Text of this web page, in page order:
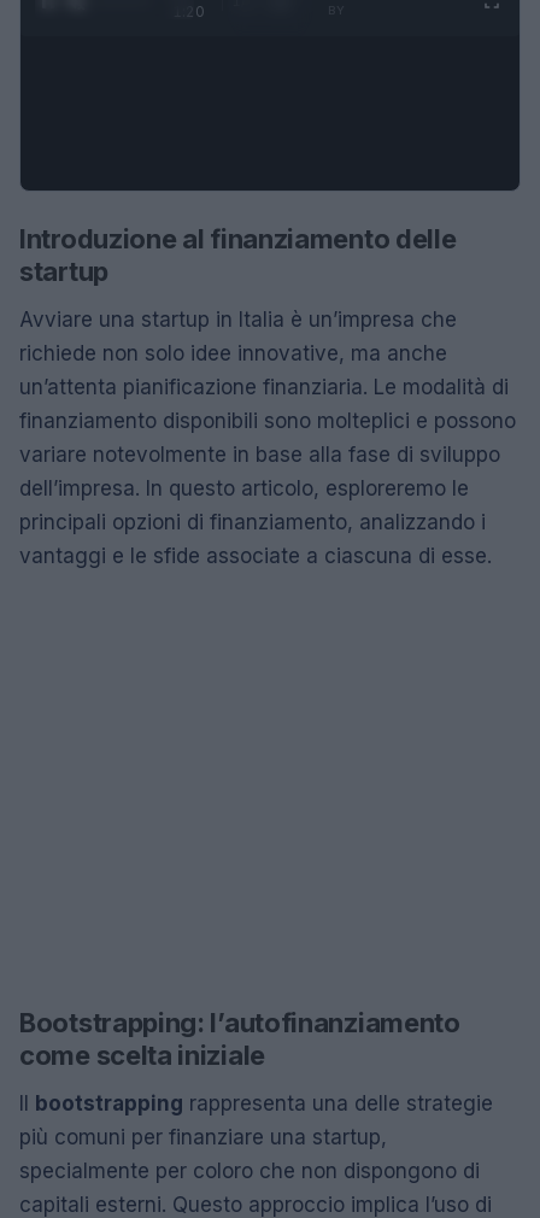
1:20
Introduzione al finanziamento delle
startup
Avviare una startup in Italia è un’impresa che
richiede non solo idee innovative, ma anche
un’attenta pianificazione finanziaria. Le modalità di
finanziamento disponibili sono molteplici e possono
variare notevolmente in base alla fase di sviluppo
dell’impresa. In questo articolo, esploreremo le
principali opzioni di finanziamento, analizzando i
vantaggi e le sfide associate a ciascuna di esse.
Bootstrapping: l’autofinanziamento
come scelta iniziale
bootstrapping rappresenta una delle strategie
più comuni per finanziare una startup,
specialmente per coloro che non dispongono di
capitali esterni. Questo approccio implica l’uso di